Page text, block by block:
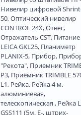
Нивелир цифровой
50, Оптический нивелир
CONTROL 24X, Отвес,
Отражатель CST, Питание
LEICA GKL25, Планиметр
PLANIX-5, Прибор,
"Рекота", Приемник
P3, Приёмник TRIMBLE
L1, Рейка, Рейка 4 м,
алюминиевая,
телескопическая , Рейка
GSS111 (5м, Е-, штрих-